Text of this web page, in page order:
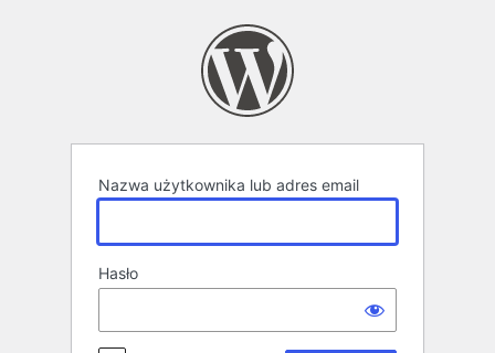
Nazwa użytkownika lub adres email
Hasło